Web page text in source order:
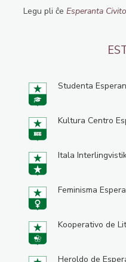
Legu pli ĉe Esperanta Civito
Studenta
Kultura Centro
Itala
Feminisma
Kooperativo de
Heroldo de